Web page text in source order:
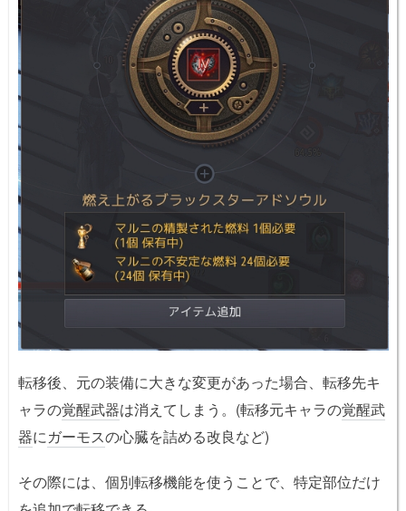
転移後、元の装備に大きな変更があった場合、転移先キ
ャラの覚醒武器は消えてしまう。(転移元キャラの覚醒武
器にガーモスの心臓を詰める改良など)
その際には、個別転移機能を使うことで、特定部位だけ